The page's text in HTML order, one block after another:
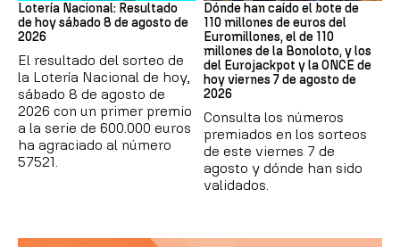
Lotería Nacional: Resultado
de hoy sábado 8 de agosto de
2026
El resultado del sorteo de
la Lotería Nacional de hoy,
sábado 8 de agosto de
2026 con un primer premio
a la serie de 600.000 euros
ha agraciado al número
57521.
Dónde han caído el bote de
110 millones de euros del
Euromillones, el de 110
millones de la Bonoloto, y los
del Eurojackpot y la ONCE de
hoy viernes 7 de agosto de
2026
Consulta los números
premiados en los sorteos
de este viernes 7 de
agosto y dónde han sido
validados.